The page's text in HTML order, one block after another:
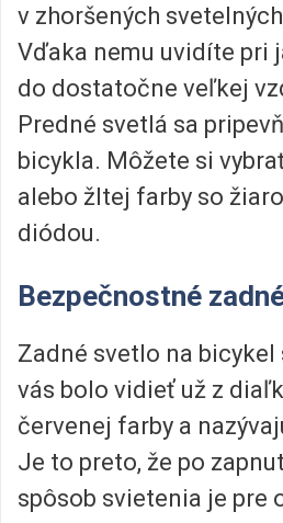
v zhoršených
Vďaka nemu uvidíte pri
do dostatočne veľkej
Predné svetlá sa
bicykla. Môžete si
alebo žltej farby so
diódou.
Bezpečnostné
Zadné svetlo na bicykel
vás bolo vidieť už z
červenej farby a
Je to preto, že po
spôsob svietenia je pre